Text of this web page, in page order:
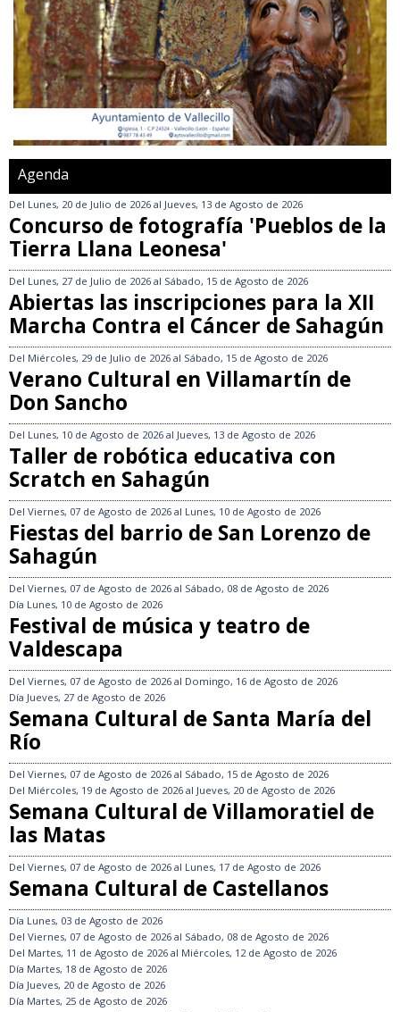
Agenda
Del Lunes, 20 de Julio de 2026 al Jueves, 13 de Agosto de 2026
Concurso de fotografía 'Pueblos de la
Tierra Llana Leonesa'
Del Lunes, 27 de Julio de 2026 al Sábado, 15 de Agosto de 2026
Abiertas las inscripciones para la XII
Marcha Contra el Cáncer de Sahagún
Del Miércoles, 29 de Julio de 2026 al Sábado, 15 de Agosto de 2026
Verano Cultural en Villamartín de
Don Sancho
Del Lunes, 10 de Agosto de 2026 al Jueves, 13 de Agosto de 2026
Taller de robótica educativa con
Scratch en Sahagún
Del Viernes, 07 de Agosto de 2026 al Lunes, 10 de Agosto de 2026
Fiestas del barrio de San Lorenzo de
Sahagún
Del Viernes, 07 de Agosto de 2026 al Sábado, 08 de Agosto de 2026
Día Lunes, 10 de Agosto de 2026
Festival de música y teatro de
Valdescapa
Del Viernes, 07 de Agosto de 2026 al Domingo, 16 de Agosto de 2026
Día Jueves, 27 de Agosto de 2026
Semana Cultural de Santa María del
Río
Del Viernes, 07 de Agosto de 2026 al Sábado, 15 de Agosto de 2026
Del Miércoles, 19 de Agosto de 2026 al Jueves, 20 de Agosto de 2026
Semana Cultural de Villamoratiel de
las Matas
Del Viernes, 07 de Agosto de 2026 al Lunes, 17 de Agosto de 2026
Semana Cultural de Castellanos
Día Lunes, 03 de Agosto de 2026
Del Viernes, 07 de Agosto de 2026 al Sábado, 08 de Agosto de 2026
Del Martes, 11 de Agosto de 2026 al Miércoles, 12 de Agosto de 2026
Día Martes, 18 de Agosto de 2026
Día Jueves, 20 de Agosto de 2026
Día Martes, 25 de Agosto de 2026